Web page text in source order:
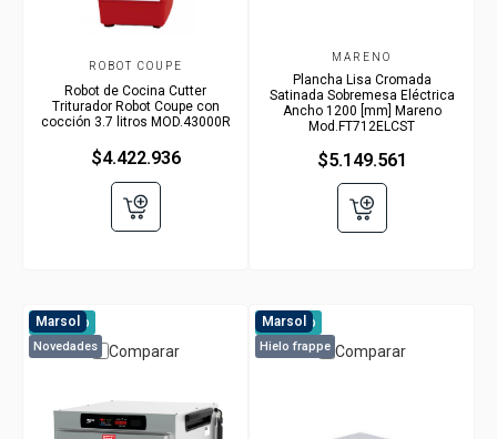
ROBOT COUPE
Robot de Cocina Cutter
Triturador Robot Coupe con
cocción 3.7 litros MOD.43000R
$4.422.936
MARENO
Plancha Lisa Cromada
Satinada Sobremesa Eléctrica
Ancho 1200 [mm] Mareno
Mod.FT712ELCST
$5.149.561
Comparar
Marsol
A pedido
Novedades Comparar
Marsol
A pedido
Hielo frappe